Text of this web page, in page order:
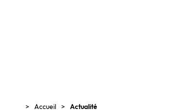
Accueil Actualité